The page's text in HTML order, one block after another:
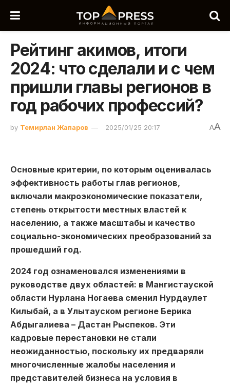
Рейтинг акимов, итоги
2024: что сделали и с чем
пришли главы регионов в
год рабочих профессий?
by Темирлан Жапаров 2025/01/25 20:17 AA
Основные критерии, по которым оценивалась
эффективность работы глав регионов,
включали макроэкономические показатели,
степень открытости местных властей к
населению, а также масштабы и качество
социально-экономических преобразований за
прошедший год.
2024 год ознаменовался изменениями в
руководстве двух областей: в Мангистауской
области Нурлана Ногаева сменил Нурдаулет
Килыбай, а в Улытауском регионе Берика
Абдыгалиева – Дастан Рыспеков. Эти
кадровые перестановки не стали
неожиданностью, поскольку их предваряли
многочисленные жалобы населения и
представителей бизнеса на условия в